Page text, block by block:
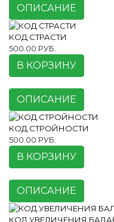
ОПИСАНИЕ
КОД СТРАСТИ
500.00 РУБ.
В КОРЗИНУ
ОПИСАНИЕ
КОД СТРОЙНОСТИ
500.00 РУБ.
В КОРЗИНУ
ОПИСАНИЕ
КОД УВЕЛИЧЕНИЯ